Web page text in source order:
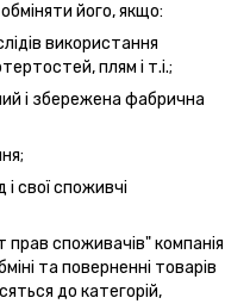
його, якщо:
використання
плям і т.і.;
і збережена фабрична
свої споживчі
прав споживачів" компанія
та поверненні товарів
до категорій,